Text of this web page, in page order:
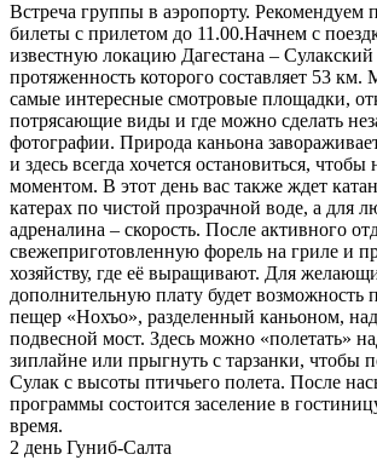
Встреча группы в аэропорту. Рекомендуем
билеты с прилетом до 11.00.Начнем с
известную локацию Дагестана – Сулакский
протяженность которого составляет 53
самые интересные смотровые площадки,
потрясающие виды и где можно сделать
фотографии. Природа каньона
и здесь всегда хочется остановиться, чтобы
моментом. В этот день вас также ждет
катерах по чистой прозрачной воде, а для
адреналина – скорость. После активного
свежеприготовленную форель на гриле и
хозяйству, где её выращивают. Для
дополнительную плату будет возможность
пещер «Нохъо», разделенный каньоном,
подвесной мост. Здесь можно «полетать»
зиплайне или прыгнуть с тарзанки, чтобы
Сулак с высоты птичьего полета. После
программы состоится заселение в
время.
2 день Гуниб-Салта